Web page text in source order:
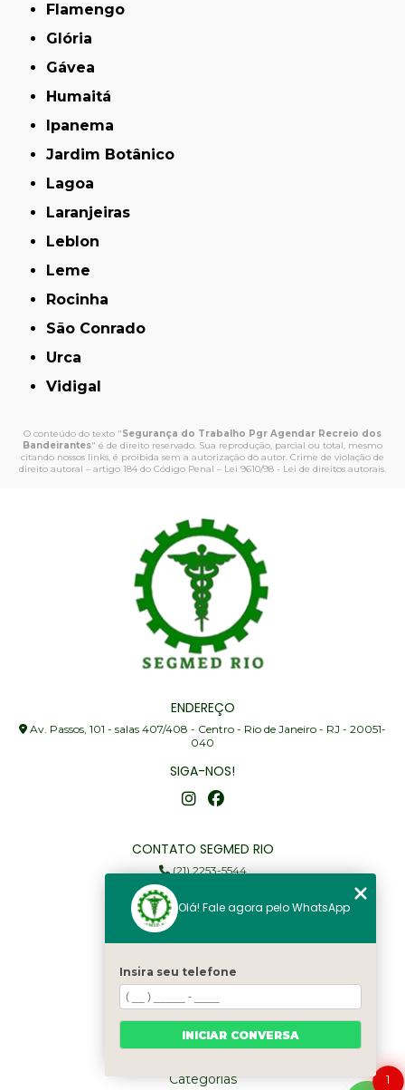
Flamengo
Glória
Gávea
Humaitá
Ipanema
Jardim Botânico
Lagoa
Laranjeiras
Leblon
Leme
Rocinha
São Conrado
Urca
Vidigal
O conteúdo do texto "Segurança do Trabalho Pgr Agendar Recreio dos
Bandeirantes" é de direito reservado. Sua reprodução, parcial ou total, mesmo
citando nossos links, é proibida sem a autorização do autor. Crime de violação de
direito autoral – artigo 184 do Código Penal – Lei 9610/98 - Lei de direitos autorais.
ENDEREÇO
Av. Passos, 101 - salas 407/408 - Centro - Rio de Janeiro - RJ - 20051-
040
SIGA-NOS!
CONTATO SEGMED RIO
(21) 2253-5544
(21) 97905-3352
segmed@segmedrio.com.br
Home
Institucional
Serviços
Categorias
1
Olá! Fale agora pelo WhatsApp
Insira seu telefone
INICIAR CONVERSA